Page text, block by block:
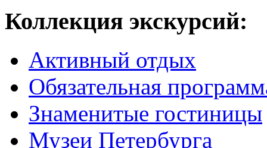
Коллекция экскурсий:
Активный отдых
Обязательная
Знаменитые гостиницы
Музеи Петербурга